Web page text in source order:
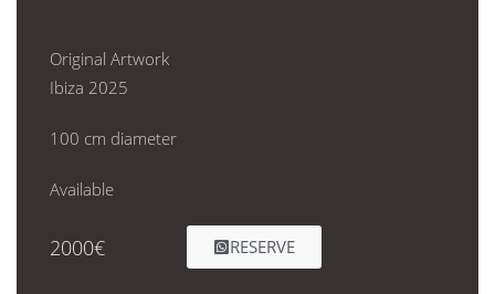
Original Artwork
Ibiza 2025
100 cm diameter
Available
2000€ RESERVE